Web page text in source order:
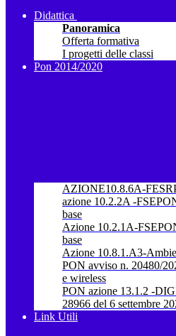
Didattica
Panoramica
Offerta formativa
I progetti delle classi
Pon 2014/2020
AZIONE10.8.6A-
azione 10.2.2A -
base
Azione 10.2.1A-
base
Azione 10.8.1.A3-
PON avviso n. 20480/
e wireless
PON azione 13.1.2 -
28966 del 6 settembre
Link Utili